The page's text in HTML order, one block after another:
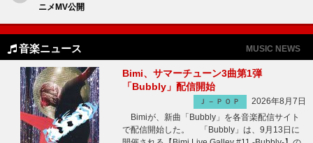
ニメMV公開
音楽ニュース MUSIC NEWS
Bimi、サマーチューン3曲第1弾
「Bubbly」配信開始
Ｊ－ＰＯＰ
2026年8月7日
Bimiが、新曲「Bubbly」を各音楽配信サイト
で配信開始した。 「Bubbly」は、9月13日に